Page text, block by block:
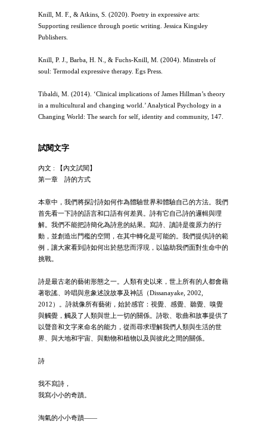
Knill, M. F., & Atkins, S. (2020). Poetry in expressive arts:
Supporting resilience through poetic writing. Jessica Kingsley
Publishers.
Knill, P. J., Barba, H. N., & Fuchs-Knill, M. (2004). Minstrels of
soul: Termodal expressive therapy. Egs Press.
Tibaldi, M. (2014). ‘Clinical implications of James Hillman’s theory
in a multicultural and changing world.’ Analytical Psychology in a
Changing World: The search for self, identity and community, 147.
試閱文字
內文 : 【內文試閱】
第一章 詩的方式
本章中，我們將探討詩如何作為體驗世界和體驗自己的方法。我們
首先看一下詩的語言和口語有何差異。詩有它自己詩的邏輯與理
解。我們不能把詩簡化為詩意的結果。寫詩、讀詩是復原力的行
動，並創造出門檻的空間，在其中轉化是可能的。我們提供詩的範
例，讓大家看到詩如何出於慈悲而浮現，以協助我們面對生命中的
挑戰。
詩是最古老的藝術形態之一。人類有史以來，世上所有的人都會藉
著歌謠、吟唱與意象述說故事及神話（Dissanayake, 2002,
2012）。詩就像所有藝術，始於感官：視覺、感覺、聽覺、嗅覺
與觸覺，觸及了人類與世上一切的關係。詩歌、歌曲和故事提供了
以聲音和文字來命名的能力，從而尋求理解我們人類與生活的世
界、與大地和宇宙、與動物和植物以及與彼此之間的關係。
詩
我不寫詩，
我寫小小的奇蹟。
淘氣的小小奇蹟——